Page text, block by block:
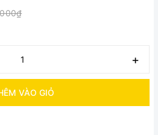
+
VÀO GIỎ